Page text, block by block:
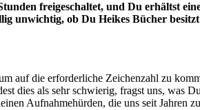
freigeschaltet, und Du erhältst
unwichtig, ob Du Heikes Bücher
auf die erforderliche Zeichenzahl zu
dies als sehr schwierig, fragst uns, was
Aufnahmehürden, die uns seit Jahren